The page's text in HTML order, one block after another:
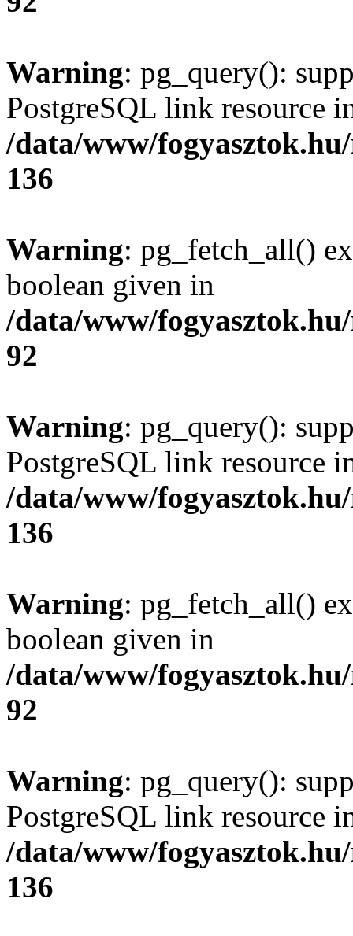
Warning: pg_query():
PostgreSQL link resource
/data/www/
136
Warning: pg_fetch_all()
boolean given in
/data/www/
92
Warning: pg_query():
PostgreSQL link resource
/data/www/
136
Warning: pg_fetch_all()
boolean given in
/data/www/
92
Warning: pg_query():
PostgreSQL link resource
/data/www/
136